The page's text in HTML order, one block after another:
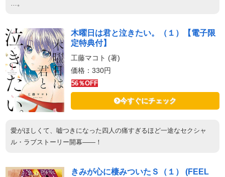
…。
木曜日は君と泣きたい。（１）【電子限
定特典付】
工藤マコト (著)
価格：330円
56％OFF
今すぐにチェック
愛がほしくて、嘘つきになった四人の痛すぎるほど一途なセクシャ
ル・ラブストーリー開幕――！
きみが心に棲みついたＳ（１） (FEEL